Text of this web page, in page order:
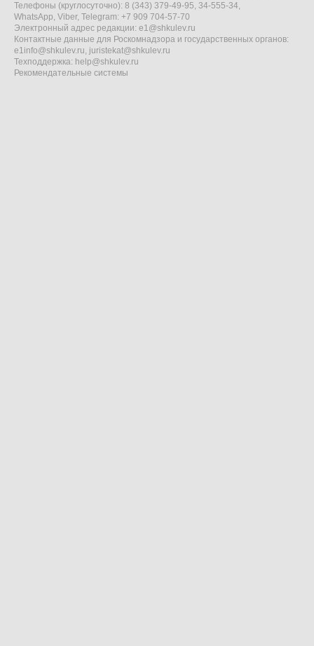
Телефоны (круглосуточно): 8 (343) 379-49-95, 34-555-34,
WhatsApp, Viber, Telegram: +7 909 704-57-70
Электронный адрес редакции: e1@shkulev.ru
Контактные данные для Роскомнадзора и государственных органов:
e1info@shkulev.ru, juristekat@shkulev.ru
Техподдержка: help@shkulev.ru
Рекомендательные системы